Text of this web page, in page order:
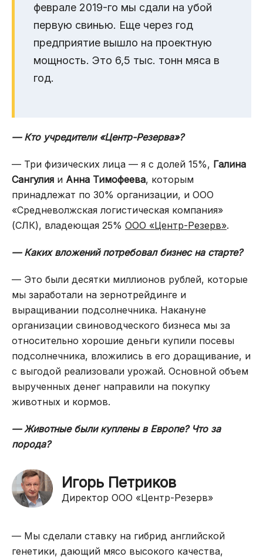
феврале 2019-го мы сдали на убой
первую свинью. Еще через год
предприятие вышло на проектную
мощность. Это 6,5 тыс. тонн мяса в
год.
— Кто учредители «Центр-Резерва»?
— Три физических лица — я с долей 15%, Галина
Сангулия и Анна Тимофеева, которым
принадлежат по 30% организации, и ООО
«Средневолжская логистическая компания»
(СЛК), владеющая 25% ООО «Центр-Резерв».
— Каких вложений потребовал бизнес на старте?
— Это были десятки миллионов рублей, которые
мы заработали на зернотрейдинге и
выращивании подсолнечника. Накануне
организации свиноводческого бизнеса мы за
относительно хорошие деньги купили посевы
подсолнечника, вложились в его доращивание, и
с выгодой реализовали урожай. Основной объем
вырученных денег направили на покупку
животных и кормов.
— Животные были куплены в Европе? Что за
порода?
Игорь Петриков
Директор ООО «Центр-Резерв»
— Мы сделали ставку на гибрид английской
генетики, дающий мясо высокого качества,